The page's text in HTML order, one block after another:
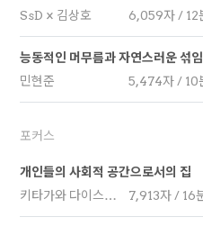
SsD × 김상호
6,059자 / 12
능동적인 머무름과 자연스러운 섞임
민현준
5,474자 / 10
포커스
개인들의 사회적 공간으로서의 집
키타가와 다이스케 × 성나연
7,913자 / 16